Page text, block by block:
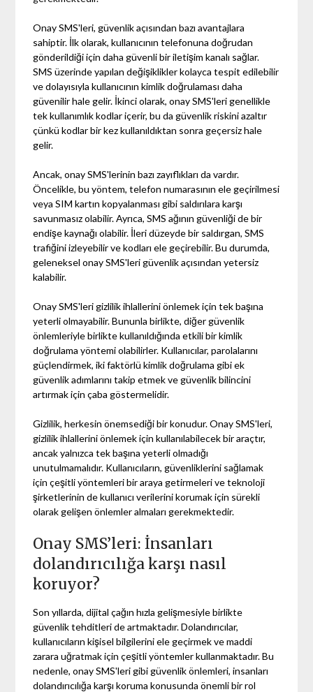
Onay SMS'leri, güvenlik açısından bazı avantajlara
sahiptir. İlk olarak, kullanıcının telefonuna doğrudan
gönderildiği için daha güvenli bir iletişim kanalı sağlar.
SMS üzerinde yapılan değişiklikler kolayca tespit edilebilir
ve dolayısıyla kullanıcının kimlik doğrulaması daha
güvenilir hale gelir. İkinci olarak, onay SMS'leri genellikle
tek kullanımlık kodlar içerir, bu da güvenlik riskini azaltır
çünkü kodlar bir kez kullanıldıktan sonra geçersiz hale
gelir.
Ancak, onay SMS'lerinin bazı zayıflıkları da vardır.
Öncelikle, bu yöntem, telefon numarasının ele geçirilmesi
veya SIM kartın kopyalanması gibi saldırılara karşı
savunmasız olabilir. Ayrıca, SMS ağının güvenliği de bir
endişe kaynağı olabilir. İleri düzeyde bir saldırgan, SMS
trafiğini izleyebilir ve kodları ele geçirebilir. Bu durumda,
geleneksel onay SMS'leri güvenlik açısından yetersiz
kalabilir.
Onay SMS'leri gizlilik ihlallerini önlemek için tek başına
yeterli olmayabilir. Bununla birlikte, diğer güvenlik
önlemleriyle birlikte kullanıldığında etkili bir kimlik
doğrulama yöntemi olabilirler. Kullanıcılar, parolalarını
güçlendirmek, iki faktörlü kimlik doğrulama gibi ek
güvenlik adımlarını takip etmek ve güvenlik bilincini
artırmak için çaba göstermelidir.
Gizlilik, herkesin önemsediği bir konudur. Onay SMS'leri,
gizlilik ihlallerini önlemek için kullanılabilecek bir araçtır,
ancak yalnızca tek başına yeterli olmadığı
unutulmamalıdır. Kullanıcıların, güvenliklerini sağlamak
için çeşitli yöntemleri bir araya getirmeleri ve teknoloji
şirketlerinin de kullanıcı verilerini korumak için sürekli
olarak gelişen önlemler almaları gerekmektedir.
Onay SMS’leri: İnsanları
dolandırıcılığa karşı nasıl
koruyor?
Son yıllarda, dijital çağın hızla gelişmesiyle birlikte
güvenlik tehditleri de artmaktadır. Dolandırıcılar,
kullanıcıların kişisel bilgilerini ele geçirmek ve maddi
zarara uğratmak için çeşitli yöntemler kullanmaktadır. Bu
nedenle, onay SMS'leri gibi güvenlik önlemleri, insanları
dolandırıcılığa karşı koruma konusunda önemli bir rol